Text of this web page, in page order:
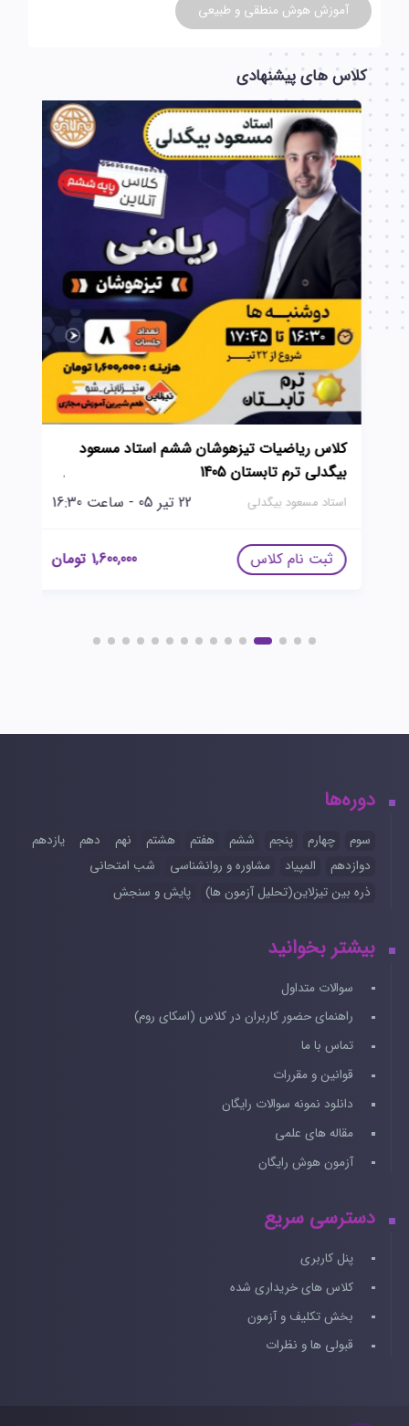
آموزش هوش منطقی و طبیعی
کلاس های پیشنهادی
کلاس ریاضیات تیزهوشان ششم استاد مسعود
بیگدلی ترم تابستان 1405
استاد مسعود بیگدلی 22 تیر 05 - ساعت 16:30
ثبت نام کلاس 1,600,000 تومان
دوره‌ها
سوم چهارم پنجم ششم هفتم هشتم نهم دهم
یازدهم
دوازدهم
المپیاد مشاوره و روانشناسی
شب امتحانی
ذره بین تیزلاین(تحلیل آزمون ها)
پایش و سنجش
بیشتر بخوانید
سوالات متداول
راهنمای حضور کاربران در کلاس (اسکای روم)
تماس با ما
قوانین و مقررات
دانلود نمونه سوالات رایگان
مقاله های علمی
آزمون هوش رایگان
دسترسی سریع
پنل کاربری
کلاس های خریداری شده
بخش تکلیف و آزمون
قبولی ها و نظرات